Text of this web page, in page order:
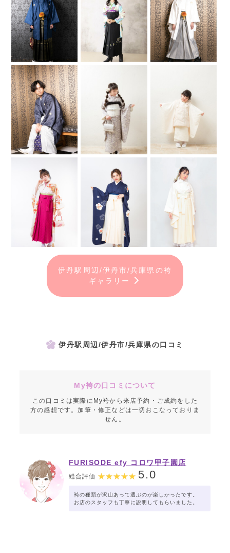
伊丹駅周辺/伊丹市/兵庫県の袴
ギャラリー
伊丹駅周辺/伊丹市/兵庫県の口コミ
My袴の口コミについて
この口コミは実際にMy袴から来店予約・ご成約をした
方の感想です。加筆・修正などは一切おこなっておりま
せん。
FURISODE efy コロワ甲子園店
総合評価 5.0
袴の種類が沢山あって選ぶのが楽しかったです。
お店のスタッフも丁寧に説明してもらいました。